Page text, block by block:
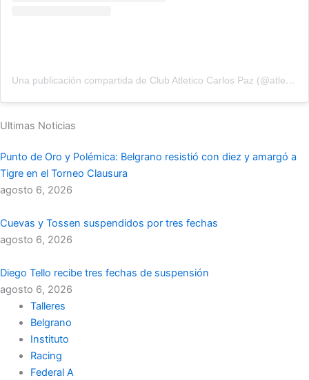
Una publicación compartida de Club Atletico Carlos Paz (@atleticocarlospaz)
Ultimas Noticias
Punto de Oro y Polémica: Belgrano resistió con diez y amargó a
Tigre en el Torneo Clausura
agosto 6, 2026
Cuevas y Tossen suspendidos por tres fechas
agosto 6, 2026
Diego Tello recibe tres fechas de suspensión
agosto 6, 2026
Talleres
Belgrano
Instituto
Racing
Federal A